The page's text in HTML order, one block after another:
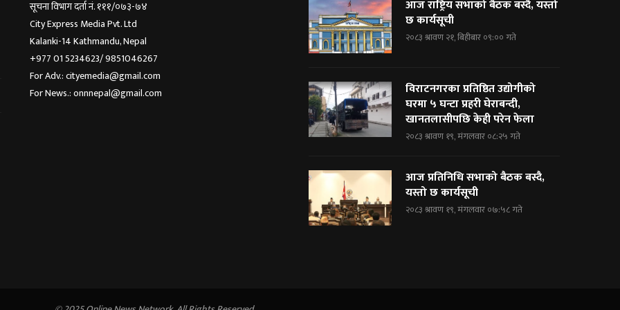
सूचना विभाग दर्ता नं. १११/०७३-७४
City Express Media Pvt. Ltd
Kalanki-14 Kathmandu, Nepal
+977 01 5234623/ 9851046267
For Adv.: cityemedia@gmail.com
For News.: onnnepal@gmail.com
आज राष्ट्रिय सभाको बैठक बस्दै, यस्तो
छ कार्यसूची
२०८३ श्रावण २१, बिहीबार ०९:०० गते
विराटनगरका प्रतिष्ठित उद्योगीको
घरमा ५ घन्टा प्रहरी घेराबन्दी,
खानतलासीपछि केही परेन फेला
२०८३ श्रावण १९, मंगलवार ०८:२५ गते
आज प्रतिनिधि सभाको बैठक बस्दै,
यस्तो छ कार्यसूची
२०८३ श्रावण १९, मंगलवार ०७:५८ गते